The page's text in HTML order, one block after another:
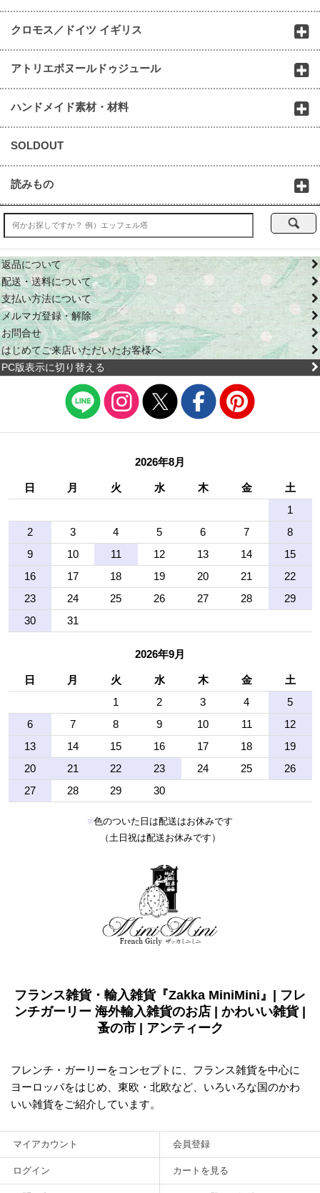
クロモス／ドイツ イギリス
アトリエボヌールドゥジュール
ハンドメイド素材・材料
SOLDOUT
読みもの
返品について
配送・送料について
支払い方法について
メルマガ登録・解除
お問合せ
はじめてご来店いただいたお客様へ
PC版表示に切り替える
2026年8月
日 月 火 水 木 金
土
1
2
3 4 5 6 7
8
9
10 11 12 13 14
15
16
17 18 19 20 21
22
23
24 25 26 27 28
29
30
31
2026年9月
日 月 火 水 木 金
土
1
2 3 4
5
6
7 8 9 10 11
12
13
14 15 16 17 18
19
20
21 22 23 24 25
26
27
28 29 30
■色のついた日は配送はお休みです
（土日祝は配送お休みです）
フランス雑貨・輸入雑貨『Zakka MiniMini』| フレ
ンチガーリー 海外輸入雑貨のお店 | かわいい雑貨 |
蚤の市 | アンティーク
フレンチ・ガーリーをコンセプトに、フランス雑貨を中心に
ヨーロッパをはじめ、東欧・北欧など、いろいろな国のかわ
いい雑貨をご紹介しています。
マイアカウント 会員登録
ログイン カートを見る